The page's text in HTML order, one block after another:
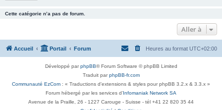
Cette catégorie n’a pas de forum.
Aller à
Accueil Portail Forum Heures au format UTC+02:00
Développé parphpBB® Forum Software © phpBB Limited
Traduit parphpBB-fr.com
Communauté EzCom : « Traductions d'extensions & styles pour phpBB 3.2.x & 3.3.x »
Forum hébergé par les services d’ Infomaniak Network SA
Avenue de la Praille, 26 - 1227 Carouge - Suisse - tél +41 22 820 35 44